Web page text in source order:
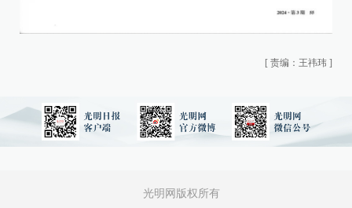
[ 责编：王祎玮 ]
光明网版权所有